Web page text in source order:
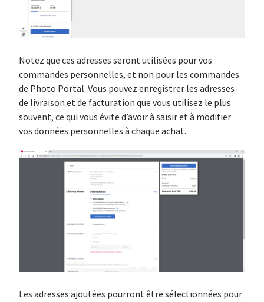
Notez que ces adresses seront utilisées pour vos
commandes personnelles, et non pour les commandes
de Photo Portal. Vous pouvez enregistrer les adresses
de livraison et de facturation que vous utilisez le plus
souvent, ce qui vous évite d’avoir à saisir et à modifier
vos données personnelles à chaque achat.
Les adresses ajoutées pourront être sélectionnées pour